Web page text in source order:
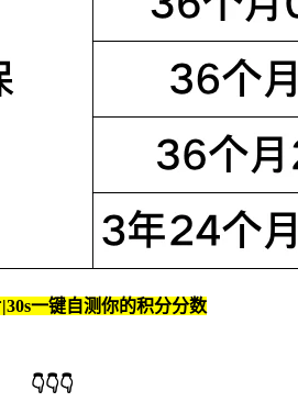
一键自测你的积分分数
👇👇👇